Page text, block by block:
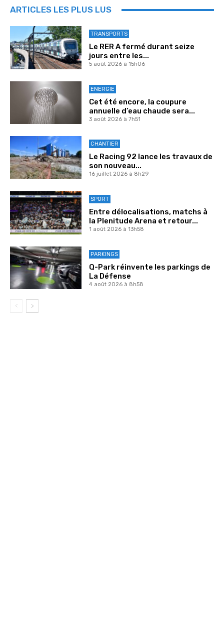
ARTICLES LES PLUS LUS
TRANSPORTS
Le RER A fermé durant seize
jours entre les...
5 août 2026 à 15h06
ENERGIE
Cet été encore, la coupure
annuelle d’eau chaude sera...
3 août 2026 à 7h51
CHANTIER
Le Racing 92 lance les travaux de
son nouveau...
16 juillet 2026 à 8h29
SPORT
Entre délocalisations, matchs à
la Plenitude Arena et retour...
1 août 2026 à 13h58
PARKINGS
Q-Park réinvente les parkings de
La Défense
4 août 2026 à 8h58